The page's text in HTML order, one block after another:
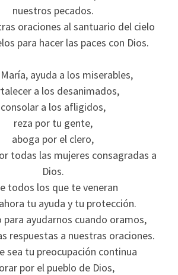
nuestros pecados.
oraciones al santuario del cielo
para hacer las paces con Dios.
ayuda a los miserables,
a los desanimados,
consolar a los afligidos,
reza por tu gente,
aboga por el clero,
todas las mujeres consagradas a
Dios.
todos los que te veneran
tu ayuda y tu protección.
para ayudarnos cuando oramos,
respuestas a nuestras oraciones.
sea tu preocupación continua
por el pueblo de Dios,